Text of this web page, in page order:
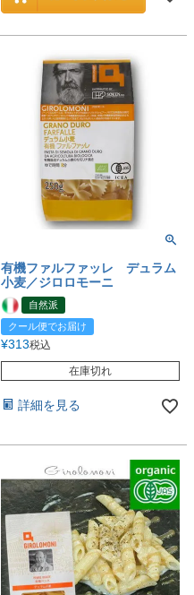
有機ファルファッレ デュラム
小麦／ジロロモーニ
自然派
クール便でお届け
¥313税込
在庫切れ
詳細を見る